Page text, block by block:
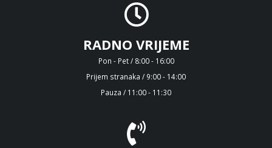
RADNO VRIJEME
Pon - Pet / 8:00 - 16:00
Prijem stranaka / 9:00 - 14:00
Pauza / 11:00 - 11:30